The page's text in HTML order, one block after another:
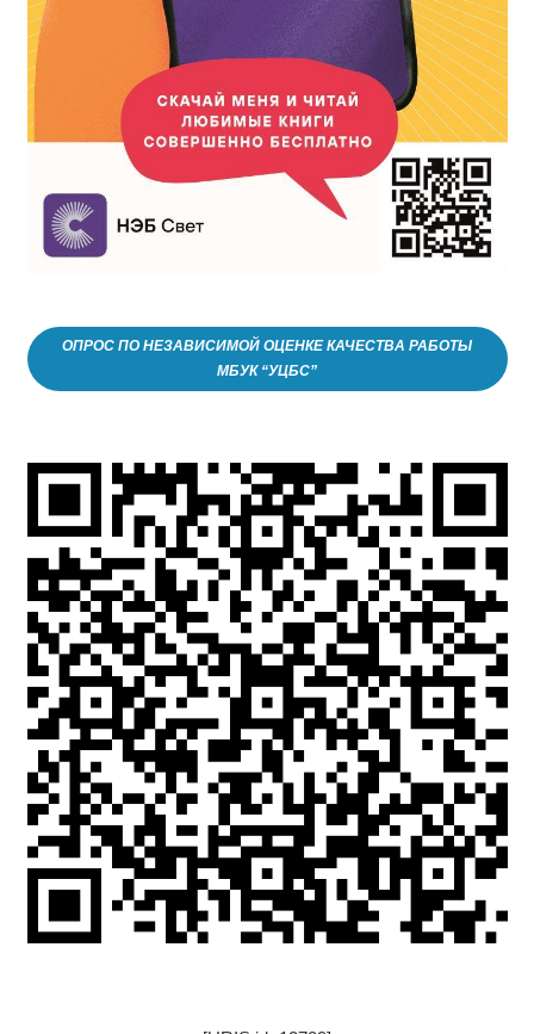
ОПРОС ПО НЕЗАВИСИМОЙ ОЦЕНКЕ КАЧЕСТВА РАБОТЫ
МБУК “УЦБС”